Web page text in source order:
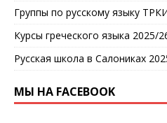
Группы по русскому языку
Курсы греческого языка 2025/
Русская школа в Салониках
МЫ НА FACEBOOK